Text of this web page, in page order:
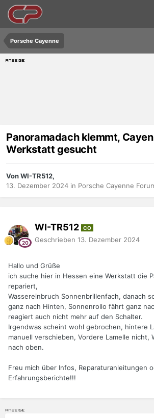
Porsche Cayenne
Panoramadach klemmt,
Werkstatt gesucht
Von WI-TR512,
13. Dezember 2024 in Porsche Cayenne
WI-TR512 CO
Geschrieben 13. Dezember 2024
Hallo und Grüße
ich suche hier in Hessen eine Werkstatt die
repariert,
Wassereinbruch Sonnenbrillenfach, danach
ganz nach Hinten, Sonnenrollo fährt ganz
reagiert auch nicht mehr auf den Schalter.
Irgendwas scheint wohl gebrochen, hintere
manuell verschieben, Vordere Lamelle nicht,
nach oben.
Freu mich über Infos, Reparaturanleitungen
Erfahrungsberichte!!!